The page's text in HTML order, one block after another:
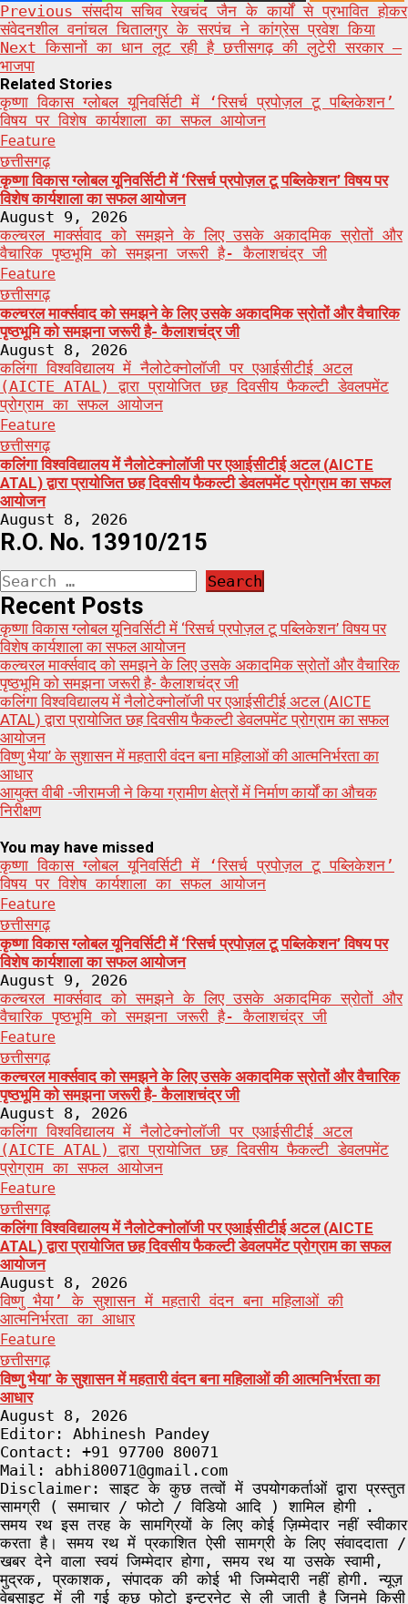
Post
navigation
Previous संसदीय सचिव रेखचंद जैन के कार्यों से प्रभावित होकर
संवेदनशील वनांचल चितालगुर के सरपंच ने कांग्रेस प्रवेश किया
Next किसानों का धान लूट रही है छत्तीसगढ़ की लुटेरी सरकार –
भाजपा
Related Stories
कृष्णा विकास ग्लोबल यूनिवर्सिटी में ‘रिसर्च प्रपोज़ल टू पब्लिकेशन’
विषय पर विशेष कार्यशाला का सफल आयोजन
Feature
छत्तीसगढ़
कृष्णा विकास ग्लोबल यूनिवर्सिटी में ‘रिसर्च प्रपोज़ल टू पब्लिकेशन’ विषय पर
विशेष कार्यशाला का सफल आयोजन
August 9, 2026
कल्चरल मार्क्सवाद को समझने के लिए उसके अकादमिक स्रोतों और
वैचारिक पृष्ठभूमि को समझना जरूरी है- कैलाशचंद्र जी
Feature
छत्तीसगढ़
कल्चरल मार्क्सवाद को समझने के लिए उसके अकादमिक स्रोतों और वैचारिक
पृष्ठभूमि को समझना जरूरी है- कैलाशचंद्र जी
August 8, 2026
कलिंगा विश्वविद्यालय में नैलोटेक्नोलॉजी पर एआईसीटीई अटल
(AICTE ATAL) द्वारा प्रायोजित छह दिवसीय फैकल्टी डेवलपमेंट
प्रोग्राम का सफल आयोजन
Feature
छत्तीसगढ़
कलिंगा विश्वविद्यालय में नैलोटेक्नोलॉजी पर एआईसीटीई अटल (AICTE
ATAL) द्वारा प्रायोजित छह दिवसीय फैकल्टी डेवलपमेंट प्रोग्राम का सफल
आयोजन
August 8, 2026
R.O. No. 13910/215
Search
for:
Recent Posts
कृष्णा विकास ग्लोबल यूनिवर्सिटी में ‘रिसर्च प्रपोज़ल टू पब्लिकेशन’ विषय पर
विशेष कार्यशाला का सफल आयोजन
कल्चरल मार्क्सवाद को समझने के लिए उसके अकादमिक स्रोतों और वैचारिक
पृष्ठभूमि को समझना जरूरी है- कैलाशचंद्र जी
कलिंगा विश्वविद्यालय में नैलोटेक्नोलॉजी पर एआईसीटीई अटल (AICTE
ATAL) द्वारा प्रायोजित छह दिवसीय फैकल्टी डेवलपमेंट प्रोग्राम का सफल
आयोजन
विष्णु भैया’ के सुशासन में महतारी वंदन बना महिलाओं की आत्मनिर्भरता का
आधार
आयुक्त वीबी -जीरामजी ने किया ग्रामीण क्षेत्रों में निर्माण कार्यों का औचक
निरीक्षण
You may have missed
कृष्णा विकास ग्लोबल यूनिवर्सिटी में ‘रिसर्च प्रपोज़ल टू पब्लिकेशन’
विषय पर विशेष कार्यशाला का सफल आयोजन
Feature
छत्तीसगढ़
कृष्णा विकास ग्लोबल यूनिवर्सिटी में ‘रिसर्च प्रपोज़ल टू पब्लिकेशन’ विषय पर
विशेष कार्यशाला का सफल आयोजन
August 9, 2026
कल्चरल मार्क्सवाद को समझने के लिए उसके अकादमिक स्रोतों और
वैचारिक पृष्ठभूमि को समझना जरूरी है- कैलाशचंद्र जी
Feature
छत्तीसगढ़
कल्चरल मार्क्सवाद को समझने के लिए उसके अकादमिक स्रोतों और वैचारिक
पृष्ठभूमि को समझना जरूरी है- कैलाशचंद्र जी
August 8, 2026
कलिंगा विश्वविद्यालय में नैलोटेक्नोलॉजी पर एआईसीटीई अटल
(AICTE ATAL) द्वारा प्रायोजित छह दिवसीय फैकल्टी डेवलपमेंट
प्रोग्राम का सफल आयोजन
Feature
छत्तीसगढ़
कलिंगा विश्वविद्यालय में नैलोटेक्नोलॉजी पर एआईसीटीई अटल (AICTE
ATAL) द्वारा प्रायोजित छह दिवसीय फैकल्टी डेवलपमेंट प्रोग्राम का सफल
आयोजन
August 8, 2026
विष्णु भैया’ के सुशासन में महतारी वंदन बना महिलाओं की
आत्मनिर्भरता का आधार
Feature
छत्तीसगढ़
विष्णु भैया’ के सुशासन में महतारी वंदन बना महिलाओं की आत्मनिर्भरता का
आधार
August 8, 2026
Editor: Abhinesh Pandey
Contact: +91 97700 80071
Mail: abhi80071@gmail.com
Disclaimer: साइट के कुछ तत्वों में उपयोगकर्ताओं द्वारा प्रस्तुत
सामग्री ( समाचार / फोटो / विडियो आदि ) शामिल होगी .
समय रथ इस तरह के सामग्रियों के लिए कोई ज़िम्मेदार नहीं स्वीकार
करता है। समय रथ में प्रकाशित ऐसी सामग्री के लिए संवाददाता /
खबर देने वाला स्वयं जिम्मेदार होगा, समय रथ या उसके स्वामी,
मुद्रक, प्रकाशक, संपादक की कोई भी जिम्मेदारी नहीं होगी. न्यूज़
वेबसाइट में ली गई कुछ फोटो इन्टरनेट से ली जाती है जिनमे किसी